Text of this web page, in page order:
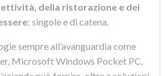
della ristorazione e dei
: singole e di catena.
sempre all’avanguardia come
Microsoft Windows Pocket PC,